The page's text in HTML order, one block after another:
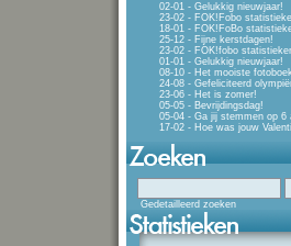
02-01 - Gelukkig nieuwjaar!
23-02 - FOK!Fobo
18-01 - FOK!FoBo
25-12 - Fijne kerstdagen!
23-02 - FOK!fobo
01-01 - Gelukkig nieuwjaar!
08-10 - Het mooiste
24-08 - Gefeliciteerd
23-06 - Het is zomer!
05-05 - Bevrijdingsdag!
05-04 - Ga jij stemmen op 6
17-02 - Hoe was jouw
Gedetailleerd zoeken